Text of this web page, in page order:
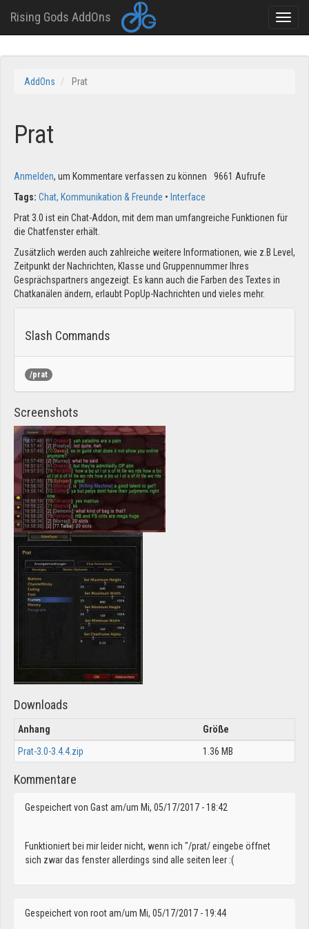
Rising Gods AddOns
Toggle
AddOns Prat
Prat
Anmelden, um Kommentare verfassen zu können
9661 Aufrufe
Tags: Chat, Kommunikation & Freunde
Interface
Prat 3.0 ist ein Chat-Addon, mit dem man umfangreiche Funktionen für
die Chatfenster erhält.
Zusätzlich werden auch zahlreiche weitere Informationen, wie z.B Level,
Zeitpunkt der Nachrichten, Klasse und Gruppennummer Ihres
Gesprächspartners angezeigt. Es kann auch die Farben des Textes in
Chatkanälen ändern, erlaubt PopUp-Nachrichten und vieles mehr.
Slash Commands
/prat
Screenshots
Downloads
Anhang
Größe
Prat-3.0-3.4.4.zip
1.36 MB
Kommentare
Gespeichert von Gastam/um Mi, 05/17/2017 - 18:42
Funktioniert bei mir leider nicht, wenn ich "/prat/ eingebe öffnet
sich zwar das fenster allerdings sind alle seiten leer :(
Gespeichert von rootam/um Mi, 05/17/2017 - 19:44